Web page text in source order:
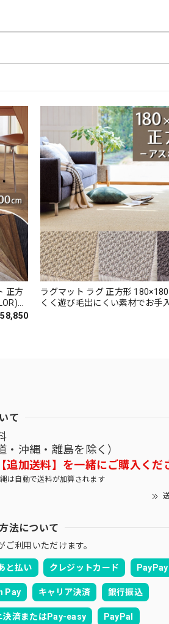
正方
対応
ラグマット ラグ 正方形 180×180cm
くく遊び毛出にくい素材でお手
て
・沖縄・離島を除く）
追加送料】を一緒にご購入くだ
は自動で送料が加算されます
法について
ご利用いただけます。
と払い クレジットカード PayPay
Pay キャリア決済 銀行振込
決済またはPay-easy PayPal